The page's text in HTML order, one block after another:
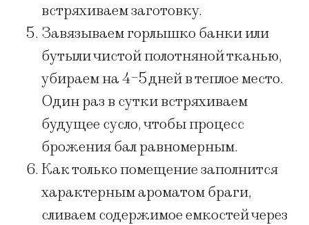
встряхиваем заготовку.
Завязываем горлышко банки или
бутыли чистой полотняной тканью,
убираем на 4-5 дней в теплое место.
Один раз в сутки встряхиваем
будущее сусло, чтобы процесс
брожения бал равномерным.
Как только помещение заполнится
характерным ароматом браги,
сливаем содержимое емкостей через